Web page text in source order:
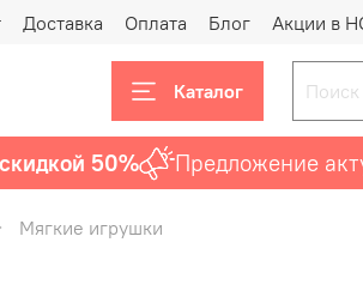
Доставка Оплата Блог Акции в
Каталог
50% Предложение
Мягкие игрушки